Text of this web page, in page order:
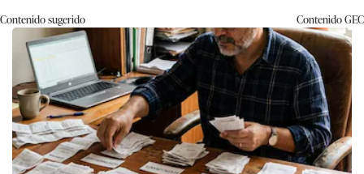
Contenido sugerido ContenidoGEC